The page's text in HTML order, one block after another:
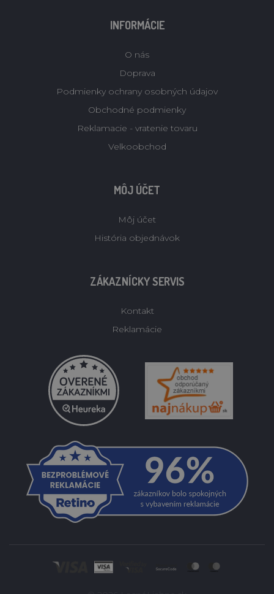
INFORMÁCIE
O nás
Doprava
Podmienky ochrany osobných údajov
Obchodné podmienky
Reklamacie - vratenie tovaru
Velkoobchod
MÔJ ÚČET
Môj účet
História objednávok
ZÁKAZNÍCKY SERVIS
Kontakt
Reklamácie